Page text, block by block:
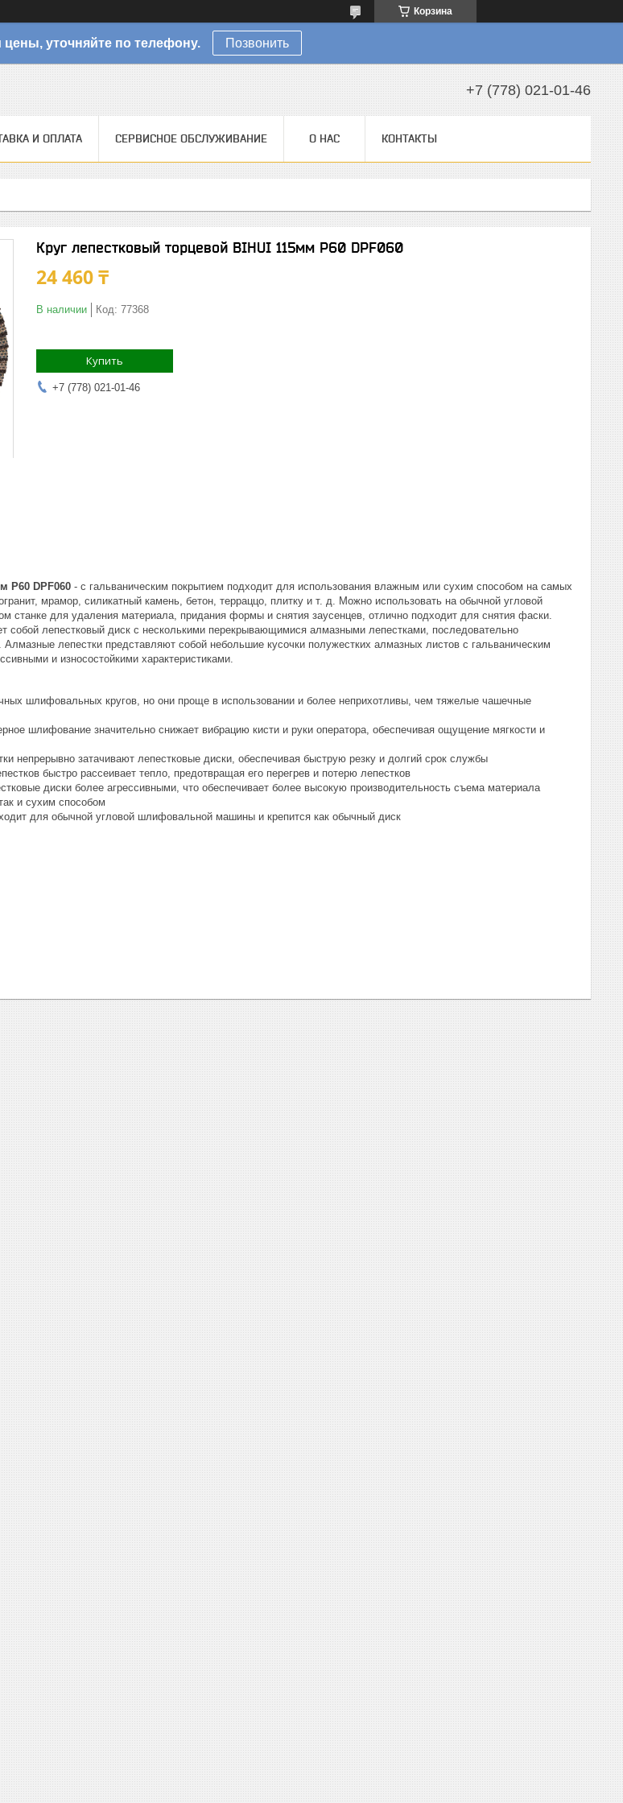
Корзина
уточняйте по телефону. Позвонить
+7 (778) 021-01-46
И ОПЛАТА СЕРВИСНОЕ ОБСЛУЖИВАНИЕ О НАС КОНТАКТЫ
Круг лепестковый торцевой BIHUI 115мм P60 DPF060
24 460 ₸
В наличии Код: 77368
Купить
+7 (778) 021-01-46
P60 DPF060 - с гальваническим покрытием подходит для использования влажным или сухим способом на самых
мрамор, силикатный камень, бетон, терраццо, плитку и т. д. Можно использовать на обычной угловой
станке для удаления материала, придания формы и снятия заусенцев, отлично подходит для снятия фаски.
собой лепестковый диск с несколькими перекрывающимися алмазными лепестками, последовательно
лепестки представляют собой небольшие кусочки полужестких алмазных листов с гальваническим
и износостойкими характеристиками.
шлифовальных кругов, но они проще в использовании и более неприхотливы, чем тяжелые чашечные
шлифование значительно снижает вибрацию кисти и руки оператора, обеспечивая ощущение мягкости и
непрерывно затачивают лепестковые диски, обеспечивая быструю резку и долгий срок службы
быстро рассеивает тепло, предотвращая его перегрев и потерю лепестков
диски более агрессивными, что обеспечивает более высокую производительность съема материала
и сухим способом
для обычной угловой шлифовальной машины и крепится как обычный диск